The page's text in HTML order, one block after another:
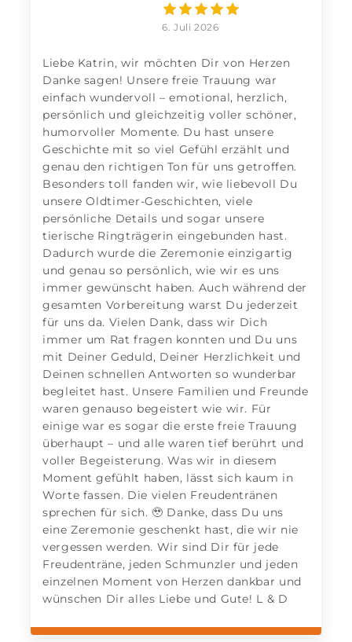
6. Juli 2026
Liebe Katrin, wir möchten Dir von Herzen
Danke sagen! Unsere freie Trauung war
einfach wundervoll – emotional, herzlich,
persönlich und gleichzeitig voller schöner,
humorvoller Momente. Du hast unsere
Geschichte mit so viel Gefühl erzählt und
genau den richtigen Ton für uns getroffen.
Besonders toll fanden wir, wie liebevoll Du
unsere Oldtimer-Geschichten, viele
persönliche Details und sogar unsere
tierische Ringträgerin eingebunden hast.
Dadurch wurde die Zeremonie einzigartig
und genau so persönlich, wie wir es uns
immer gewünscht haben. Auch während der
gesamten Vorbereitung warst Du jederzeit
für uns da. Vielen Dank, dass wir Dich
immer um Rat fragen konnten und Du uns
mit Deiner Geduld, Deiner Herzlichkeit und
Deinen schnellen Antworten so wunderbar
begleitet hast. Unsere Familien und Freunde
waren genauso begeistert wie wir. Für
einige war es sogar die erste freie Trauung
überhaupt – und alle waren tief berührt und
voller Begeisterung. Was wir in diesem
Moment gefühlt haben, lässt sich kaum in
Worte fassen. Die vielen Freudentränen
sprechen für sich. 🥹 Danke, dass Du uns
eine Zeremonie geschenkt hast, die wir nie
vergessen werden. Wir sind Dir für jede
Freudenträne, jeden Schmunzler und jeden
einzelnen Moment von Herzen dankbar und
wünschen Dir alles Liebe und Gute! L & D